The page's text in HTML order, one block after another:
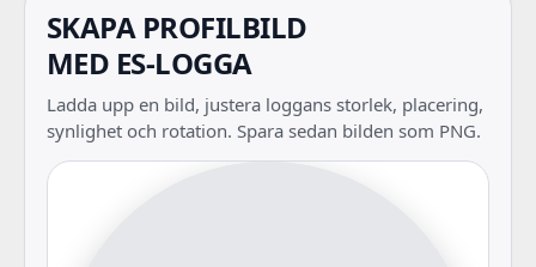
SKAPA PROFILBILD
MED ES-LOGGA
Ladda upp en bild, justera loggans storlek, placering,
synlighet och rotation. Spara sedan bilden som PNG.